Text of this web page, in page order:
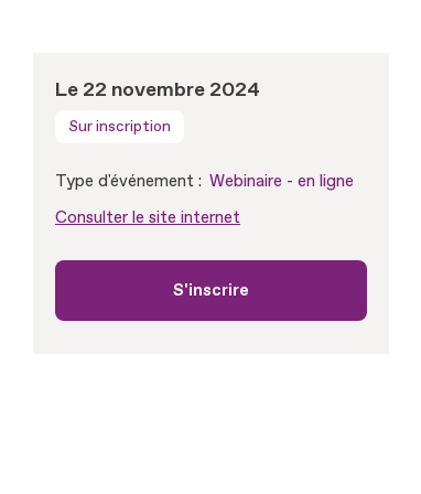
Le 22 novembre 2024
Sur inscription
Type d'événement : Webinaire - en ligne
Consulter le site internet
S'inscrire